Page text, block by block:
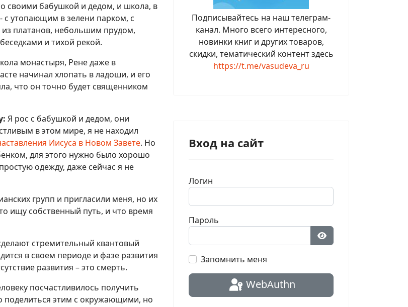
своими бабушкой и дедом, и школа, в
с утопающим в зелени парком, с
платанов, небольшим прудом,
и тихой рекой.
монастыря, Рене даже в
начинал хлопать в ладоши, и его
что он точно будет священником
Я рос с бабушкой и дедом, они
в этом мире, я не находил
Иисуса в Новом Завете. Но
для этого нужно было хорошо
одежду, даже сейчас я не
групп и пригласили меня, но их
ищу собственный путь, и что время
стремительный квантовый
в своем периоде и фазе развития
развития – это смерть.
посчастливилось получить
поделиться этим с окружающими, но
Подписывайтесь на наш телеграм-
канал. Много всего интересного,
новинки книг и других товаров,
скидки, тематический контент здесь
https://t.me/vasudeva_ru
Вход на сайт
Логин
Пароль
Показать пароль
Запомнить меня
WebAuthn